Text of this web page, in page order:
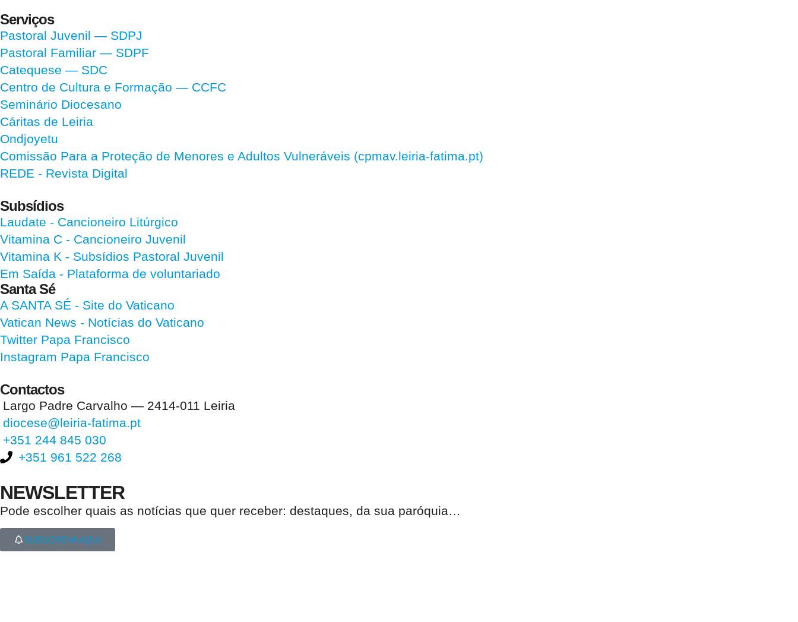
Serviços
Pastoral Juvenil — SDPJ
Pastoral Familiar — SDPF
Catequese — SDC
Centro de Cultura e Formação — CCFC
Seminário Diocesano
Cáritas de Leiria
Ondjoyetu
Comissão Para a Proteção de Menores e Adultos Vulneráveis (cpmav.leiria-fatima.pt)
REDE - Revista Digital
Subsídios
Laudate - Cancioneiro Litúrgico
Vitamina C - Cancioneiro Juvenil
Vitamina K - Subsídios Pastoral Juvenil
Em Saída - Plataforma de voluntariado
Santa Sé
A SANTA SÉ - Site do Vaticano
Vatican News - Notícias do Vaticano
Twitter Papa Francisco
Instagram Papa Francisco
Contactos
Largo Padre Carvalho — 2414-011 Leiria
diocese@leiria-fatima.pt
+351 244 845 030
+351 961 522 268
NEWSLETTER
Pode escolher quais as notícias que quer receber: destaques, da sua paróquia…
SUBSCREVA AQUI